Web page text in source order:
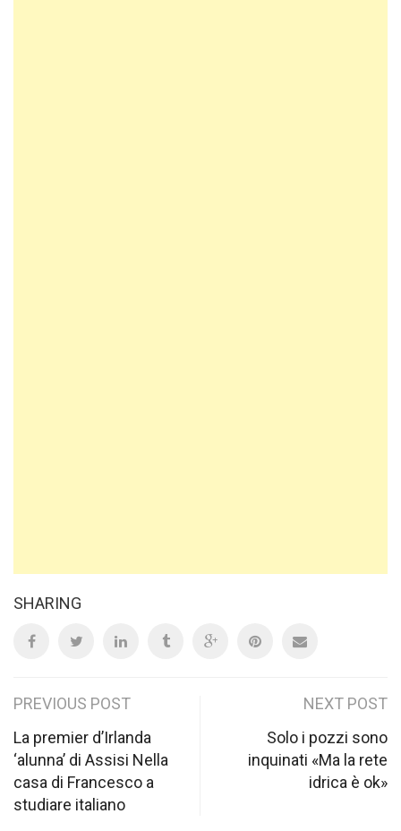
SHARING
Post
navigation
PREVIOUS POST
La premier d’Irlanda
‘alunna’ di Assisi Nella
casa di Francesco a
studiare italiano
NEXT POST
Solo i pozzi sono
inquinati «Ma la rete
idrica è ok»